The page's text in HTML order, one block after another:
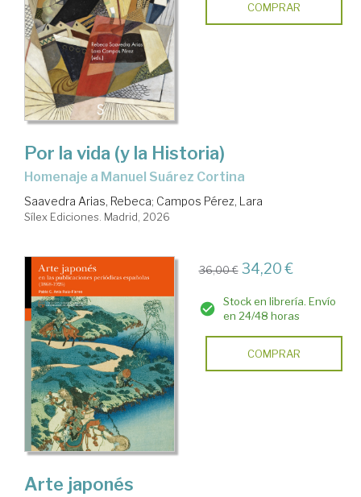
COMPRAR
Por la vida (y la Historia)
Homenaje a Manuel Suárez Cortina
Saavedra Arias, Rebeca; Campos Pérez, Lara
Sílex Ediciones. Madrid, 2026
36,00 € 34,20 €
Stock en librería. Envío
en 24/48 horas
COMPRAR
Arte japonés